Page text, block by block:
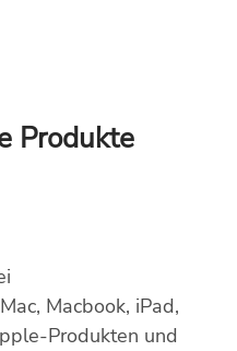
Produkte
Macbook, iPad,
Produkten und